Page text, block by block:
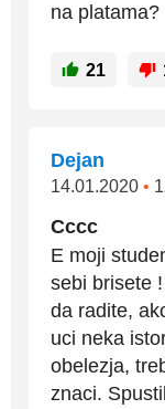
na platama?
21
Dejan
14.01.2020 •
Cccc
E moji
sebi brisete
da radite,
uci neka
obelezja,
znaci.